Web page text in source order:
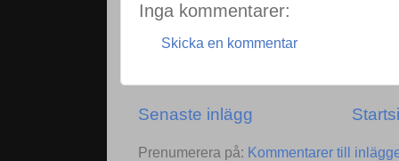
Inga kommentarer:
Skicka en kommentar
Senaste inlägg
Prenumerera på: Kommentarer till